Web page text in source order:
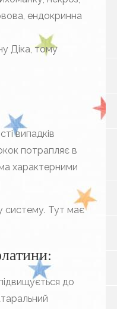
ендокринна
Діка, тому
випадків
потрапляє в
характерними
систему. Тут має
до